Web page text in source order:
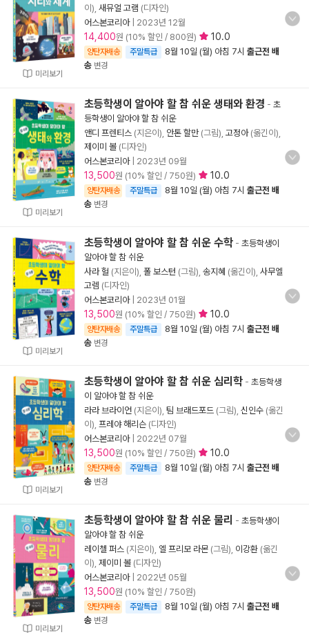
미리보기
이), 새뮤얼 고램 (디자인)
어스본코리아| 2023년 12월
14,400원 (10% 할인 / 800원) 10.0
양탄자배송 주말특급 8월 10일 (월) 아침 7시 출근전 배
송 변경
미리보기
초등학생이 알아야 할 참 쉬운 생태와 환경 - 초
등학생이 알아야 할 참 쉬운
앤디 프렌티스 (지은이), 안톤 할만(그림), 고정아(옮긴이),
제이미 볼 (디자인)
어스본코리아| 2023년 09월
13,500원 (10% 할인 / 750원) 10.0
양탄자배송 주말특급 8월 10일 (월) 아침 7시 출근전 배
송 변경
미리보기
초등학생이 알아야 할 참 쉬운 수학 - 초등학생이
알아야 할 참 쉬운
사라 헐 (지은이), 폴 보스턴 (그림), 송지혜 (옮긴이), 사무엘
고렘 (디자인)
어스본코리아| 2023년 01월
13,500원 (10% 할인 / 750원) 10.0
양탄자배송 주말특급 8월 10일 (월) 아침 7시 출근전 배
송 변경
미리보기
초등학생이 알아야 할 참 쉬운 심리학 - 초등학생
이 알아야 할 참 쉬운
라라 브라이언 (지은이), 팀 브래드포드 (그림), 신인수 (옮긴
이), 프레야 해리슨 (디자인)
어스본코리아| 2022년 07월
13,500원 (10% 할인 / 750원) 10.0
양탄자배송 주말특급 8월 10일 (월) 아침 7시 출근전 배
송 변경
미리보기
초등학생이 알아야 할 참 쉬운 물리 - 초등학생이
알아야 할 참 쉬운
레이첼 퍼스 (지은이), 엘 프리모 라몬 (그림), 이강환 (옮긴
이), 제이미 볼 (디자인)
어스본코리아| 2022년 05월
13,500원 (10% 할인 / 750원)
양탄자배송 주말특급 8월 10일 (월) 아침 7시 출근전 배
송 변경